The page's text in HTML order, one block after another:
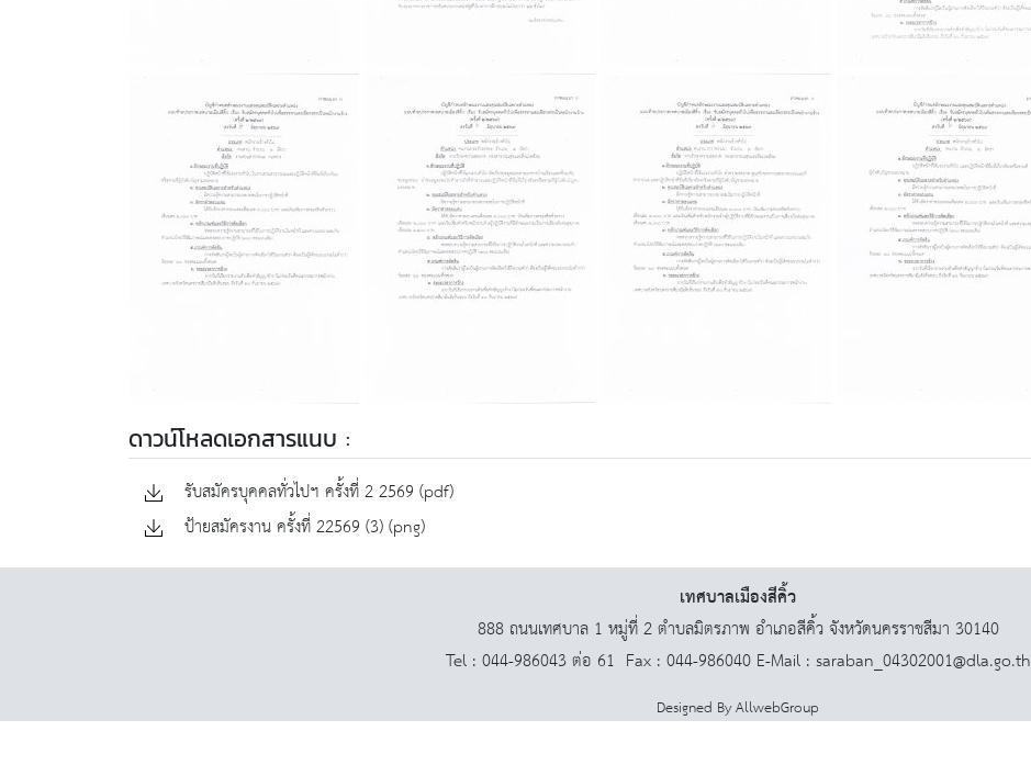
ดาวน์โหลดเอกสารแนบ :
รับสมัครบุคคลทั่วไปฯ ครั้งที่ 2 2569 (pdf)
ป้ายสมัครงาน ครั้งที่ 22569 (3) (png)
เทศบาลเมืองสีคิ้ว
888 ถนนเทศบาล 1 หมู่ที่ 2 ตำบลมิตรภาพ อำเภอสีคิ้ว จังหวัดนครราชสีมา 30140
Tel : 044-986043 ต่อ 61 Fax : 044-986040 E-Mail : saraban_04302001@dla.go.th
Designed ByAllwebGroup